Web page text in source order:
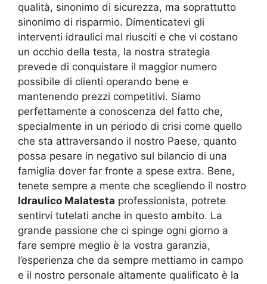
qualità, sinonimo di sicurezza, ma soprattutto
sinonimo di risparmio. Dimenticatevi gli
interventi idraulici mal riusciti e che vi costano
un occhio della testa, la nostra strategia
prevede di conquistare il maggior numero
possibile di clienti operando bene e
mantenendo prezzi competitivi. Siamo
perfettamente a conoscenza del fatto che,
specialmente in un periodo di crisi come quello
che sta attraversando il nostro Paese, quanto
possa pesare in negativo sul bilancio di una
famiglia dover far fronte a spese extra. Bene,
tenete sempre a mente che scegliendo il nostro
Idraulico Malatesta professionista, potrete
sentirvi tutelati anche in questo ambito. La
grande passione che ci spinge ogni giorno a
fare sempre meglio è la vostra garanzia,
l’esperienza che da sempre mettiamo in campo
e il nostro personale altamente qualificato è la